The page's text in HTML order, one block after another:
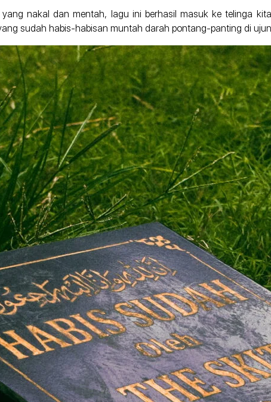
nakal dan mentah, lagu ini berhasil masuk ke telinga
sudah habis-habisan muntah darah pontang-panting di